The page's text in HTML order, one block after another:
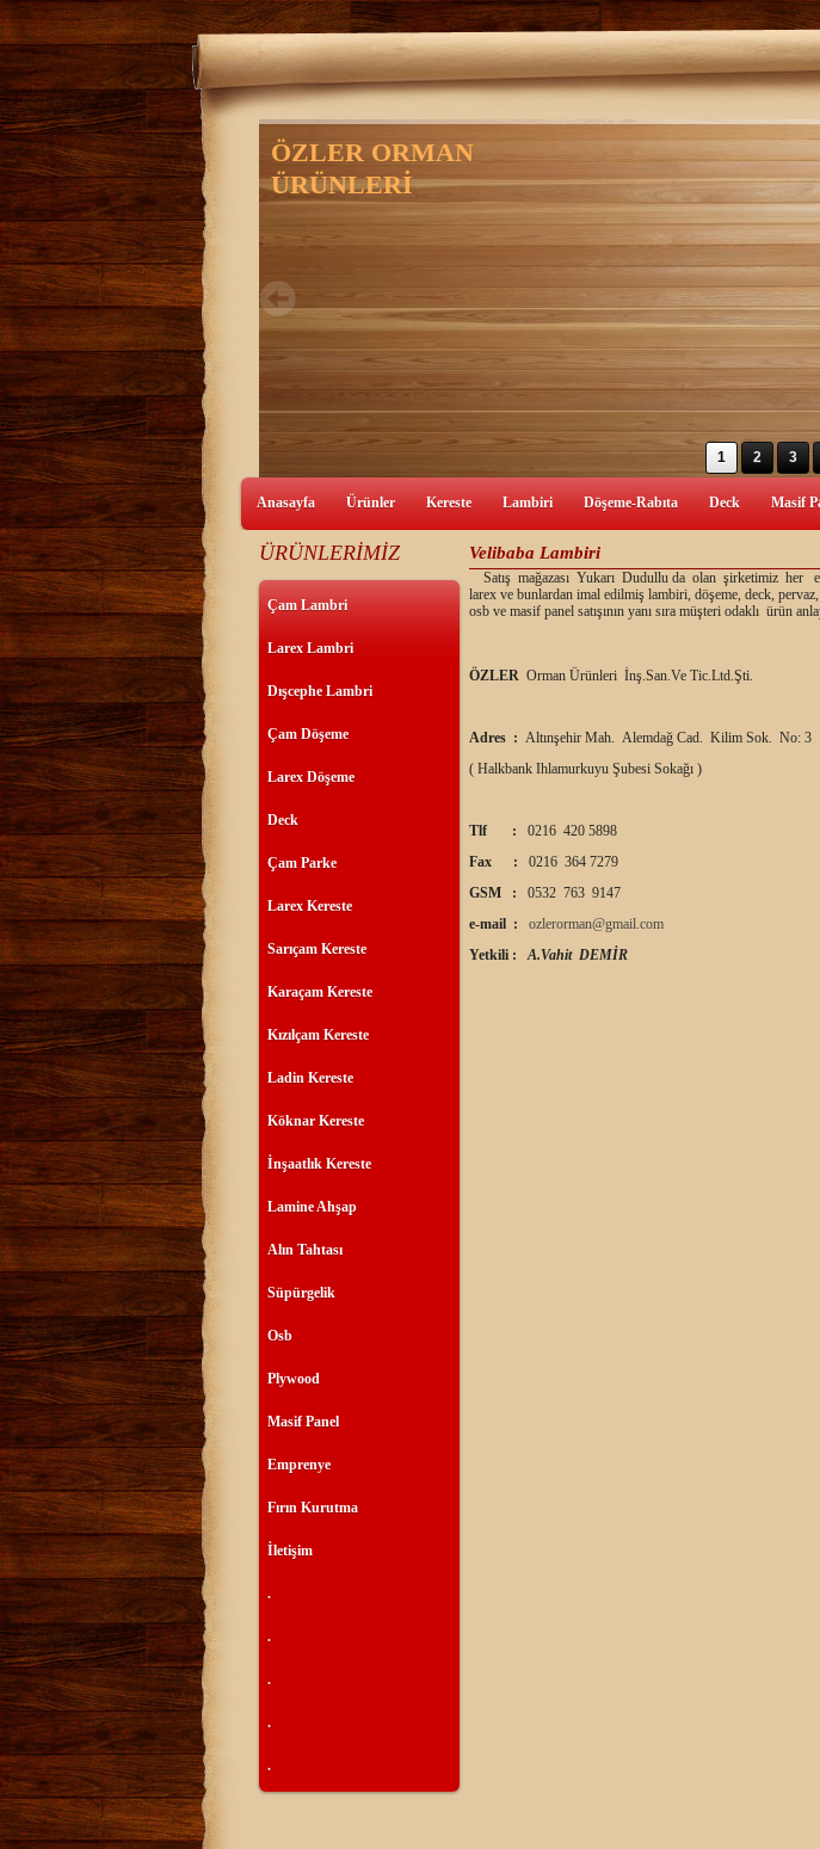
1 2 3
Anasayfa Ürünler Kereste Lambiri Döşeme-Rabıta Deck Masif
ÜRÜNLERİMİZ
Çam Lambri
Larex Lambri
Dışcephe Lambri
Çam Döşeme
Larex Döşeme
Deck
Çam Parke
Larex Kereste
Sarıçam Kereste
Karaçam Kereste
Kızılçam Kereste
Ladin Kereste
Köknar Kereste
İnşaatlık Kereste
Lamine Ahşap
Alın Tahtası
Süpürgelik
Osb
Plywood
Masif Panel
Emprenye
Fırın Kurutma
İletişim
.
.
.
.
.
Velibaba Lambiri
Satış mağazası Yukarı Dudullu da olan şirketimiz her
larex ve bunlardan imal edilmiş lambiri, döşeme, deck,
osb ve masif panel satışının yanı sıra müşteri odaklı ürün
ÖZLER Orman Ürünleri İnş.San.Ve Tic.Ltd.Şti.
Adres : Altınşehir Mah. Alemdağ Cad. Kilim Sok.
( Halkbank Ihlamurkuyu Şubesi Sokağı )
Tlf :
0216 420 5898
Fax :
0216 364 7279
GSM :
0532 763 9147
e-mail :
ozlerorman@gmail.com
Yetkili :
A.Vahit DEMİR